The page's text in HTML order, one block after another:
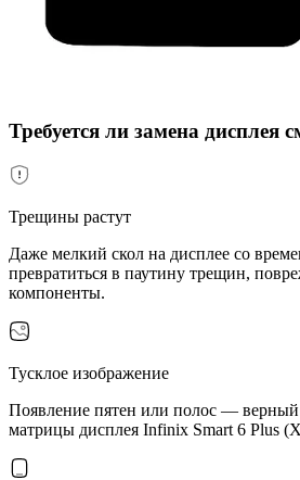
Требуется ли замена дисплея
Трещины растут
Даже мелкий скол на дисплее со
превратиться в паутину трещин,
компоненты.
Тусклое изображение
Появление пятен или полос —
матрицы дисплея Infinix Smart 6 Plus